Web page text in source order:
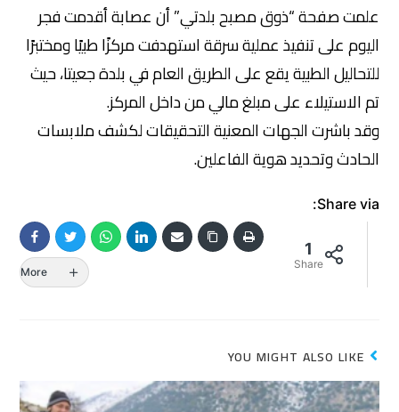
علمت صفحة “ذوق مصبح بلدتي” أن عصابة أقدمت فجر
اليوم على تنفيذ عملية سرقة استهدفت مركزًا طبيًا ومختبرًا
للتحاليل الطبية يقع على الطريق العام في بلدة جعيتا، حيث
تم الاستيلاء على مبلغ مالي من داخل المركز.
وقد باشرت الجهات المعنية التحقيقات لكشف ملابسات
الحادث وتحديد هوية الفاعلين.
Share via:
1
Share
More
YOU MIGHT ALSO LIKE